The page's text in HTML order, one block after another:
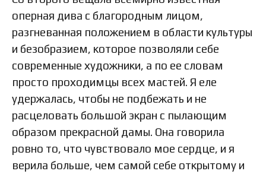
оперная дива с благородным лицом,
разгневанная положением в области культуры
и безобразием, которое позволяли себе
современные художники, а по ее словам
просто проходимцы всех мастей. Я еле
удержалась, чтобы не подбежать и не
расцеловать большой экран с пылающим
образом прекрасной дамы. Она говорила
ровно то, что чувствовало мое сердце, и я
верила больше, чем самой себе открытому и